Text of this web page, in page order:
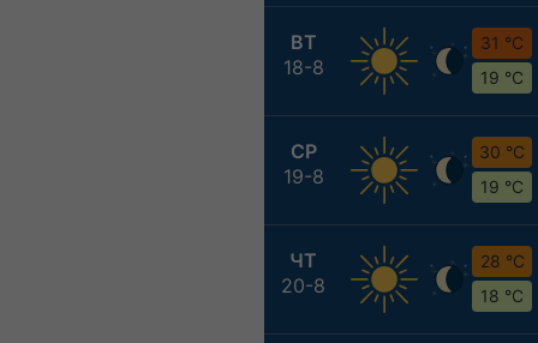
ВТ
18-8
31 °C
19 °C
СР
19-8
30 °C
19 °C
ЧТ
20-8
28 °C
18 °C